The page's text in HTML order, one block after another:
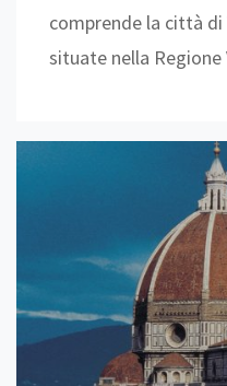
comprende la città di
situate nella